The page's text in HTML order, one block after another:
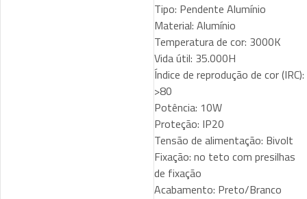
Tipo: Pendente Alumínio
Material: Alumínio
Temperatura de cor: 3000K
Vida útil: 35.000H
Índice de reprodução de cor (IRC):
>80
Potência: 10W
Proteção: IP20
Tensão de alimentação: Bivolt
Fixação: no teto com presilhas
de fixação
Acabamento: Preto/Branco